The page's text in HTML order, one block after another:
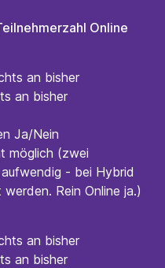
Online
an bisher
an bisher
Ja/Nein
möglich (zwei
- bei Hybrid
Rein Online ja.)
an bisher
an bisher